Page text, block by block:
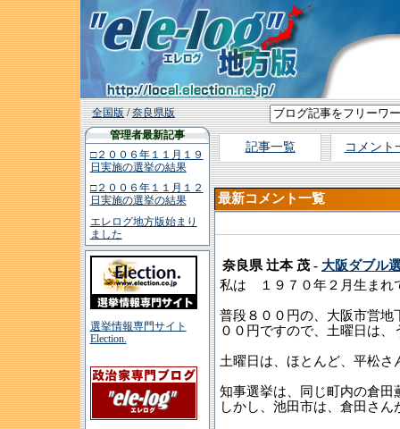
全国版/奈良県版
管理者最新記事
□２００６年１１月１９
日実施の選挙の結果
□２００６年１１月１２
日実施の選挙の結果
エレログ地方版始まり
ました
選挙情報専門サイト
Election.
記事一覧 コメント
最新コメント一覧
奈良県 辻本 茂 - 大阪ダブル
私は １９７０年２月生ま
普段８００円の、大阪市営
００円ですので、土曜日は
土曜日は、ほとんど、平松さ
知事選挙は、同じ町内の倉
しかし、池田市は、倉田さん